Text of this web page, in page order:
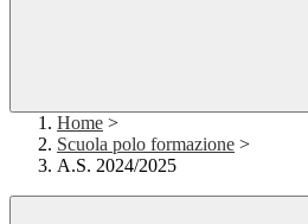
Home >
Scuola polo formazione >
A.S. 2024/2025